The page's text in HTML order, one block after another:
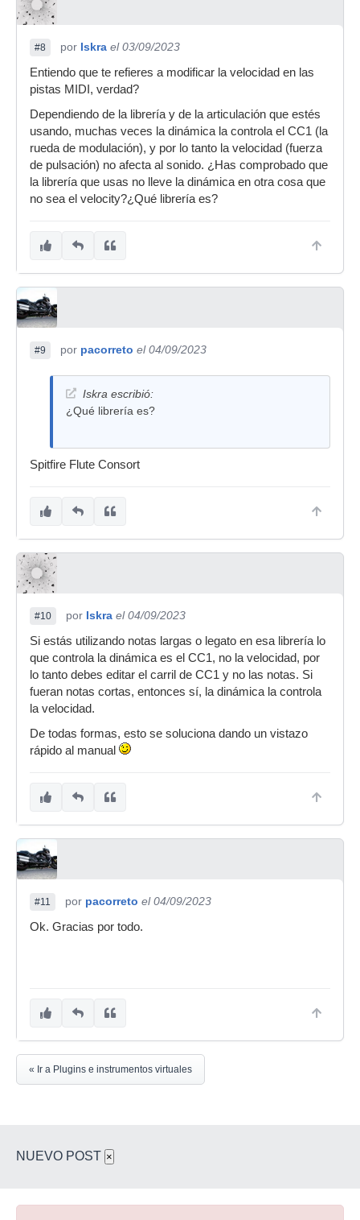
#8 por Iskra el 03/09/2023
Entiendo que te refieres a modificar la velocidad en las
pistas MIDI, verdad?
Dependiendo de la librería y de la articulación que estés
usando, muchas veces la dinámica la controla el CC1 (la
rueda de modulación), y por lo tanto la velocidad (fuerza
de pulsación) no afecta al sonido. ¿Has comprobado que
la librería que usas no lleve la dinámica en otra cosa que
no sea el velocity?¿Qué librería es?
#9 por pacorreto el 04/09/2023
Iskra escribió:
¿Qué librería es?
Spitfire Flute Consort
#10 por Iskra el 04/09/2023
Si estás utilizando notas largas o legato en esa librería lo
que controla la dinámica es el CC1, no la velocidad, por
lo tanto debes editar el carril de CC1 y no las notas. Si
fueran notas cortas, entonces sí, la dinámica la controla
la velocidad.
De todas formas, esto se soluciona dando un vistazo
rápido al manual
#11 por pacorreto el 04/09/2023
Ok. Gracias por todo.
« Ir a Plugins e instrumentos virtuales
NUEVO POST ×